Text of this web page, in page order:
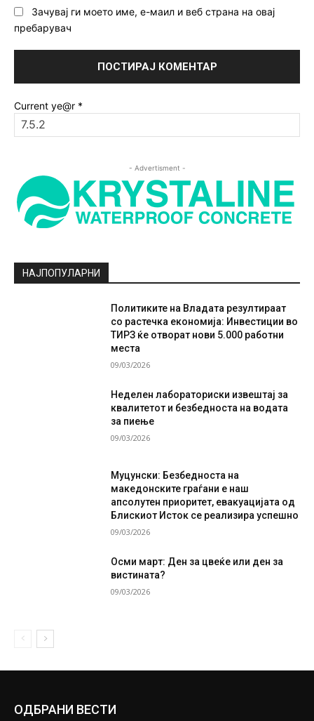
Зачувај ги моето име, е-маил и веб страна на овај
пребарувач
Current ye@r *
- Advertisment -
НАЈПОПУЛАРНИ
Политиките на Владата резултираат
со растечка економија: Инвестиции во
ТИРЗ ќе отворат нови 5.000 работни
места
09/03/2026
Неделен лабораториски извештај за
квалитетот и безбедноста на водата
за пиење
09/03/2026
Муцунски: Безбедноста на
македонските граѓани е наш
апсолутен приоритет, евакуацијата од
Блискиот Исток се реализира успешно
09/03/2026
Осми март: Ден за цвеќе или ден за
вистината?
09/03/2026
ОДБРАНИ ВЕСТИ